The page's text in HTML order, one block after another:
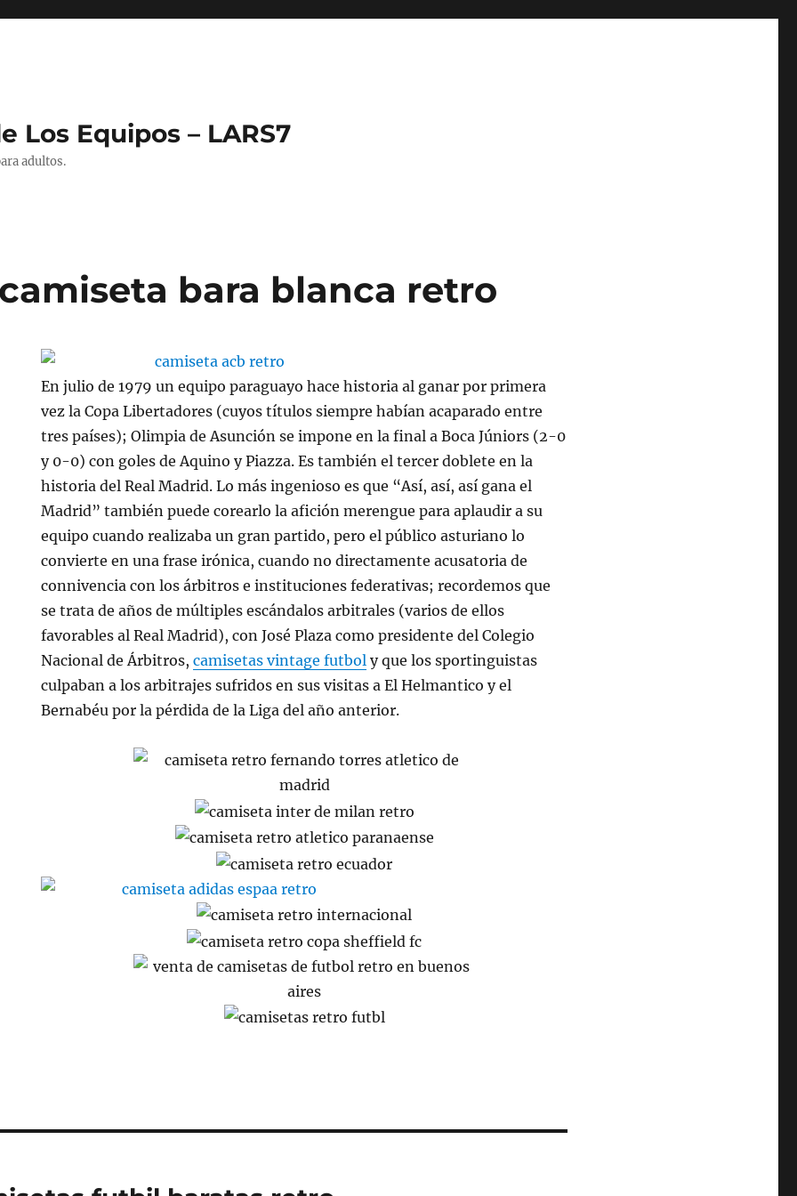
Los Equipos – LARS7
adultos.
bara blanca retro
En julio de 1979 un equipo paraguayo hace historia al ganar por primera
vez la Copa Libertadores (cuyos títulos siempre habían acaparado entre
tres países); Olimpia de Asunción se impone en la final a Boca Júniors (2-0
y 0-0) con goles de Aquino y Piazza. Es también el tercer doblete en la
historia del Real Madrid. Lo más ingenioso es que “Así, así, así gana el
Madrid” también puede corearlo la afición merengue para aplaudir a su
equipo cuando realizaba un gran partido, pero el público asturiano lo
convierte en una frase irónica, cuando no directamente acusatoria de
connivencia con los árbitros e instituciones federativas; recordemos que
se trata de años de múltiples escándalos arbitrales (varios de ellos
favorables al Real Madrid), con José Plaza como presidente del Colegio
Nacional de Árbitros,camisetas vintage futbol y que los sportinguistas
culpaban a los arbitrajes sufridos en sus visitas a El Helmantico y el
Bernabéu por la pérdida de la Liga del año anterior.